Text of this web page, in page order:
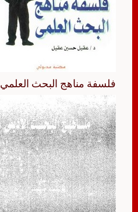
فلسفة مناهج البحث العلمي